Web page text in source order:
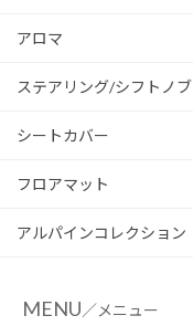
アロマ
ステアリング/シフトノブ
シートカバー
フロアマット
アルパインコレクション
MENU／メニュー